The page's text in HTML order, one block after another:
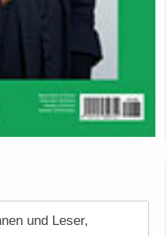
und Leser,